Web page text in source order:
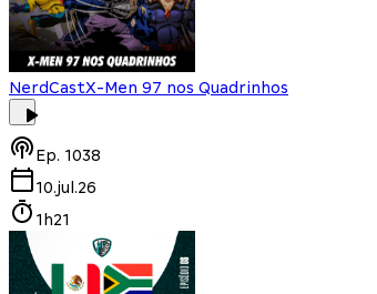
NerdCastX-Men 97 nos Quadrinhos
Ep. 1038
10.jul.26
1h21